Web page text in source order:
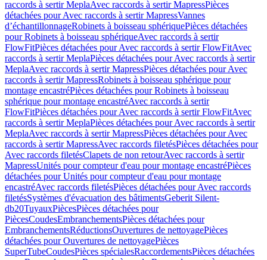
raccords à sertir MeplaAvec raccords à sertir MapressPièces
détachées pour Avec raccords à sertir MapressVannes
d’échantillonnageRobinets à boisseau sphériquePièces détachées
pour Robinets à boisseau sphériqueAvec raccords à sertir
FlowFitPièces détachées pour Avec raccords à sertir FlowFitAvec
raccords à sertir MeplaPièces détachées pour Avec raccords à sertir
MeplaAvec raccords à sertir MapressPièces détachées pour Avec
raccords à sertir MapressRobinets à boisseau sphérique pour
montage encastréPièces détachées pour Robinets à boisseau
sphérique pour montage encastréAvec raccords à sertir
FlowFitPièces détachées pour Avec raccords à sertir FlowFitAvec
raccords à sertir MeplaPièces détachées pour Avec raccords à sertir
MeplaAvec raccords à sertir MapressPièces détachées pour Avec
raccords à sertir MapressAvec raccords filetésPièces détachées pour
Avec raccords filetésClapets de non retourAvec raccords à sertir
MapressUnités pour compteur d'eau pour montage encastréPièces
détachées pour Unités pour compteur d'eau pour montage
encastréAvec raccords filetésPièces détachées pour Avec raccords
filetésSystèmes d'évacuation des bâtimentsGeberit Silent-
db20TuyauxPiècesPièces détachées pour
PiècesCoudesEmbranchementsPièces détachées pour
EmbranchementsRéductionsOuvertures de nettoyagePièces
détachées pour Ouvertures de nettoyagePièces
SuperTubeCoudesPièces spécialesRaccordementsPièces détachées